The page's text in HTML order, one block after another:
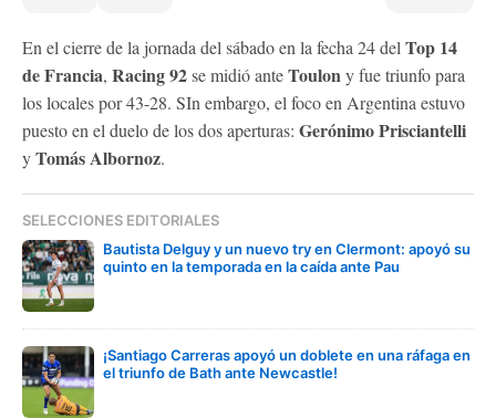
En el cierre de la jornada del sábado en la fecha 24 del Top 14
de Francia, Racing 92se midió anteToulony fue triunfo para
los locales por 43-28. SIn embargo, el foco en Argentina estuvo
puesto en el duelo de los dos aperturas: Gerónimo Prisciantelli
yTomás Albornoz.
SELECCIONES EDITORIALES
Bautista Delguy y un nuevo try en Clermont: apoyó su
quinto en la temporada en la caída ante Pau
¡Santiago Carreras apoyó un doblete en una ráfaga en
el triunfo de Bath ante Newcastle!